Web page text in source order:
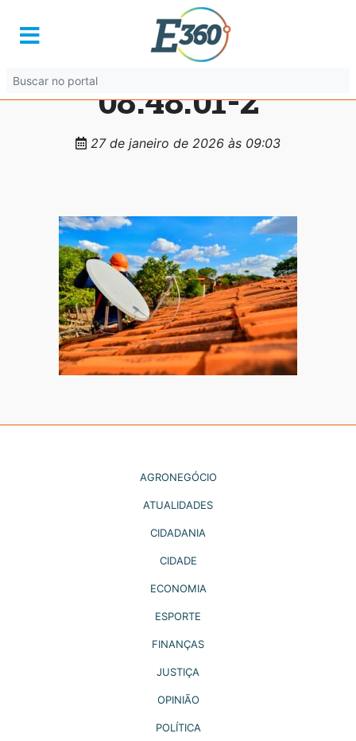
WhatsApp-Image-
2026-01-27-at-
08.48.01-2
27 de janeiro de 2026 às 09:03
AGRONEGÓCIO
ATUALIDADES
CIDADANIA
CIDADE
ECONOMIA
ESPORTE
FINANÇAS
JUSTIÇA
OPINIÃO
POLÍTICA